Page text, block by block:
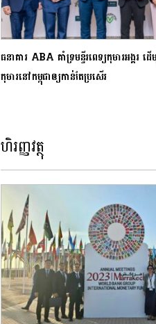
ធនាគារ ABA គាំទ្រមន្ទីរពេទ្យកុមារអង្គរ ដ
កុមារនៅកម្ពុជាឲ្យកាន់តែប្រសើរ
ហិរញ្ញវត្ថុ